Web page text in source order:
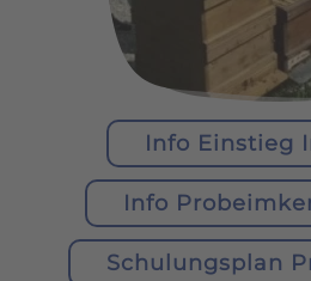
Info Einstieg
Info
Schulungsplan